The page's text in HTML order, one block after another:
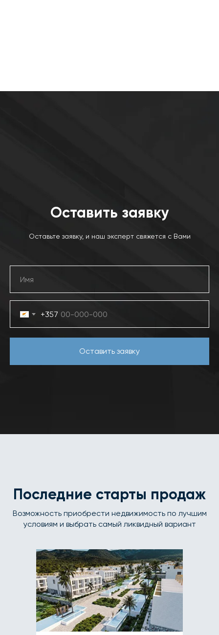
Оставить заявку
Оставьте заявку, и наш эксперт свяжется с Вами
+357
Оставить заявку
Последние старты продаж
Возможность приобрести недвижимость по лучшим
условиям и выбрать самый ликвидный вариант